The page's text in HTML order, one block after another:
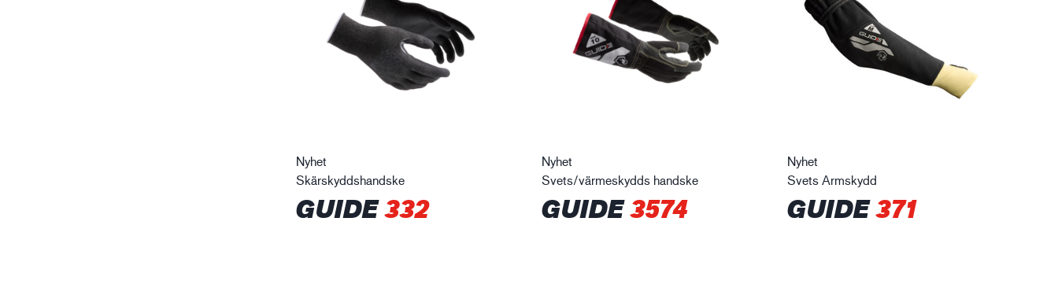
Nyhet
Skärskyddshandske
GUIDE332
Nyhet
Svets/värmeskydds handske
GUIDE3574
Nyhet
Svets Armskydd
GUIDE371